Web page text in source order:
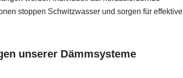
stoppen Schwitzwasser und sorgen für effektive
unserer Dämmsysteme